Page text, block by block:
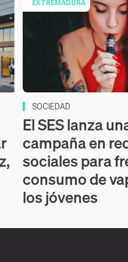
EXTREMADURA
SOCIEDAD
El SES lanza
campaña en
sociales para
consumo de
los jóvenes